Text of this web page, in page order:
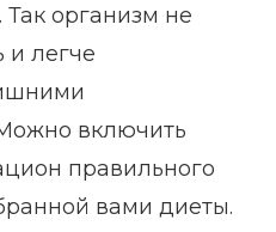
организм не
и легче
включить
правильного
вами диеты.